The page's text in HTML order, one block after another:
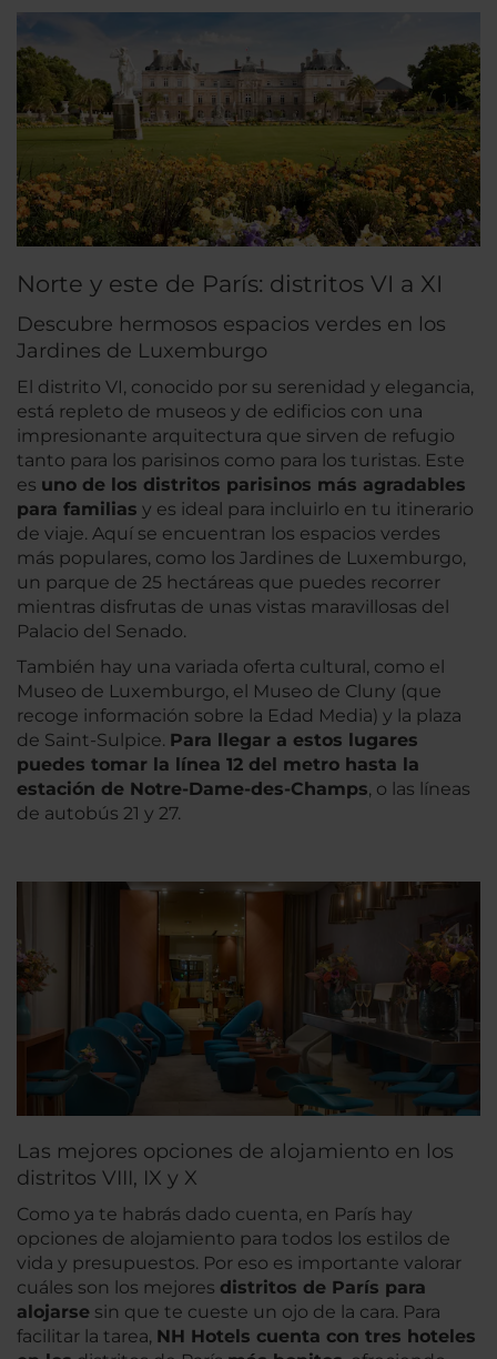
Norte y este de París: distritos VI a XI
Descubre hermosos espacios verdes en los
Jardines de Luxemburgo
El distrito VI, conocido por su serenidad y elegancia,
está repleto de museos y de edificios con una
impresionante arquitectura que sirven de refugio
tanto para los parisinos como para los turistas. Este
es uno de los distritos parisinos más agradables
para familias y es ideal para incluirlo en tu itinerario
de viaje. Aquí se encuentran los espacios verdes
más populares, como los Jardines de Luxemburgo,
un parque de 25 hectáreas que puedes recorrer
mientras disfrutas de unas vistas maravillosas del
Palacio del Senado.
También hay una variada oferta cultural, como el
Museo de Luxemburgo, el Museo de Cluny (que
recoge información sobre la Edad Media) y la plaza
de Saint-Sulpice. Para llegar a estos lugares
puedes tomar la línea 12 del metro hasta la
estación de Notre-Dame-des-Champs, o las líneas
de autobús 21 y 27.
Las mejores opciones de alojamiento en los
distritos VIII, IX y X
Como ya te habrás dado cuenta, en París hay
opciones de alojamiento para todos los estilos de
vida y presupuestos. Por eso es importante valorar
cuáles son los mejores distritos de París para
alojarse sin que te cueste un ojo de la cara. Para
facilitar la tarea, NH Hotels cuenta con tres hoteles